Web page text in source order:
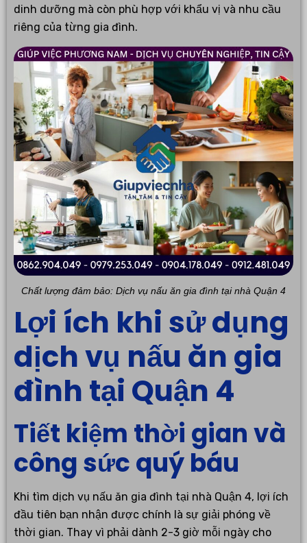
dinh dưỡng mà còn phù hợp với khẩu vị và nhu cầu
riêng của từng gia đình.
Chất lượng đảm bảo: Dịch vụ nấu ăn gia đình tại nhà Quận 4
Lợi ích khi sử dụng
dịch vụ nấu ăn gia
đình tại Quận 4
Tiết kiệm thời gian và
công sức quý báu
Khi tìm dịch vụ nấu ăn gia đình tại nhà Quận 4, lợi ích
đầu tiên bạn nhận được chính là sự giải phóng về
thời gian. Thay vì phải dành 2-3 giờ mỗi ngày cho